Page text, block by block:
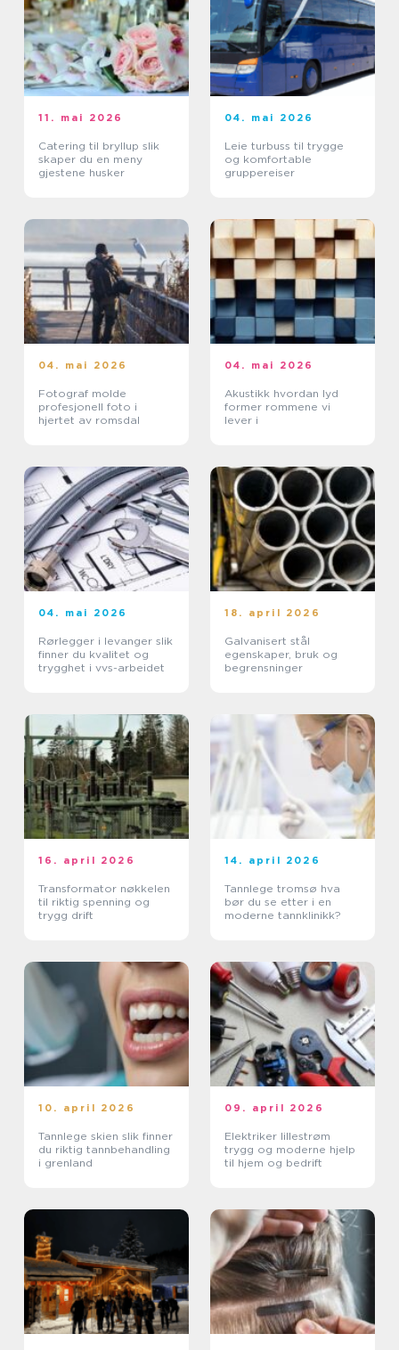
11. mai 2026
Catering til bryllup slik
skaper du en meny
gjestene husker
04. mai 2026
Leie turbuss til trygge
og komfortable
gruppereiser
04. mai 2026
Fotograf molde
profesjonell foto i
hjertet av romsdal
04. mai 2026
Akustikk hvordan lyd
former rommene vi
lever i
04. mai 2026
Rørlegger i levanger slik
finner du kvalitet og
trygghet i vvs-arbeidet
18. april 2026
Galvanisert stål
egenskaper, bruk og
begrensninger
16. april 2026
Transformator nøkkelen
til riktig spenning og
trygg drift
14. april 2026
Tannlege tromsø hva
bør du se etter i en
moderne tannklinikk?
10. april 2026
Tannlege skien slik finner
du riktig tannbehandling
i grenland
09. april 2026
Elektriker lillestrøm
trygg og moderne hjelp
til hjem og bedrift